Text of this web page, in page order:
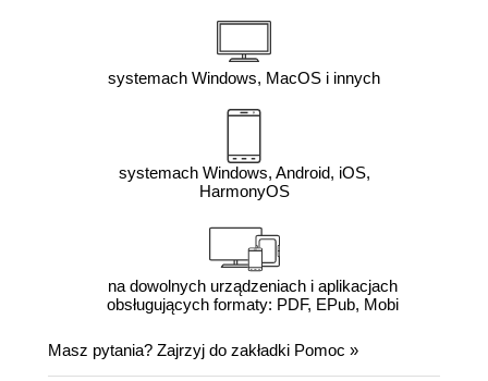
systemach Windows, MacOS i innych
systemach Windows, Android, iOS,
HarmonyOS
na dowolnych urządzeniach i aplikacjach
obsługujących formaty: PDF, EPub, Mobi
Masz pytania? Zajrzyj do zakładki Pomoc »